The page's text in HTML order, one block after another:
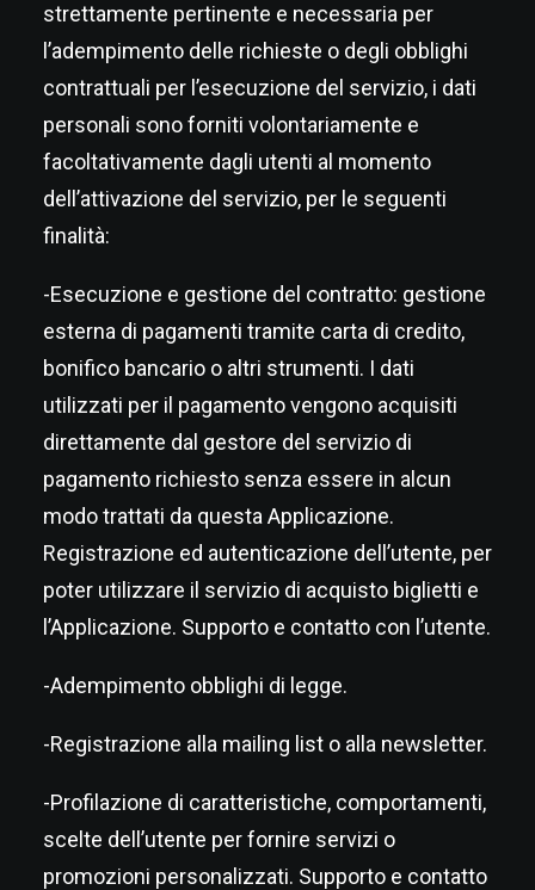
strettamente pertinente e necessaria per
l’adempimento delle richieste o degli obblighi
contrattuali per l’esecuzione del servizio, i dati
personali sono forniti volontariamente e
facoltativamente dagli utenti al momento
dell’attivazione del servizio, per le seguenti
finalità:
-Esecuzione e gestione del contratto: gestione
esterna di pagamenti tramite carta di credito,
bonifico bancario o altri strumenti. I dati
utilizzati per il pagamento vengono acquisiti
direttamente dal gestore del servizio di
pagamento richiesto senza essere in alcun
modo trattati da questa Applicazione.
Registrazione ed autenticazione dell’utente, per
poter utilizzare il servizio di acquisto biglietti e
l’Applicazione. Supporto e contatto con l’utente.
-Adempimento obblighi di legge.
-Registrazione alla mailing list o alla newsletter.
-Profilazione di caratteristiche, comportamenti,
scelte dell’utente per fornire servizi o
promozioni personalizzati. Supporto e contatto